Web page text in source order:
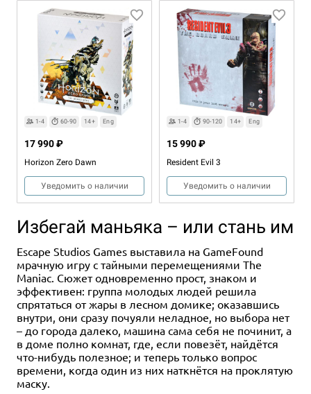
1-4 60-90 14+ Eng
Horizon Zero Dawn
17 990 ₽
Уведомить о наличии
1-4 90-120 14+ Eng
Resident Evil 3
15 990 ₽
Уведомить о наличии
1-4 14+ Eng
Monster Hunter World: Ancient
Forest
14 990 ₽
1-4 60-90
Monster Hunter World:
Wildspire Waste
14 990 ₽
Избегай маньяка – или стань им
Escape Studios Games выставила на GameFound
мрачную игру с тайными перемещениями The
Maniac. Сюжет одновременно прост, знаком и
эффективен: группа молодых людей решила
спрятаться от жары в лесном домике; оказавшись
внутри, они сразу почуяли неладное, но выбора нет
– до города далеко, машина сама себя не починит, а
в доме полно комнат, где, если повезёт, найдётся
что-нибудь полезное; и теперь только вопрос
времени, когда один из них наткнётся на проклятую
маску.